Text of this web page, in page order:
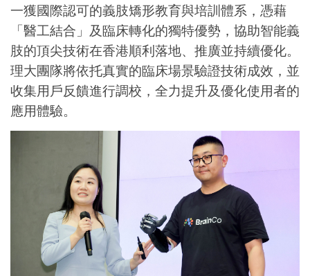
一獲國際認可的義肢矯形教育與培訓體系，憑藉
「醫工結合」及臨床轉化的獨特優勢，協助智能義
肢的頂尖技術在香港順利落地、推廣並持續優化。
理大團隊將依托真實的臨床場景驗證技術成效，並
收集用戶反饋進行調校，全力提升及優化使用者的
應用體驗。